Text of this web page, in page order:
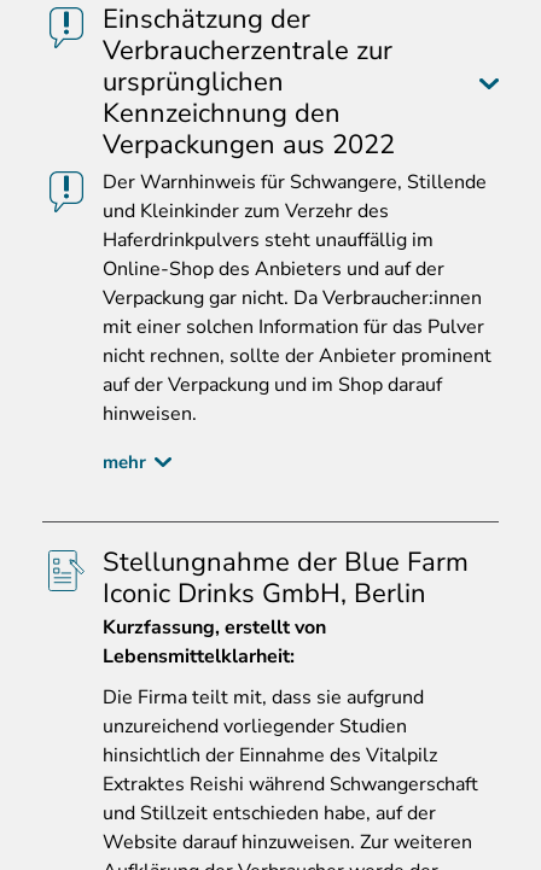
Einschätzung der
Verbraucherzentrale zur
ursprünglichen
Kennzeichnung den
Verpackungen aus 2022
DerWarnhinweis für Schwangere, Stillende
und Kleinkinder zum Verzehr des
Haferdrinkpulvers steht unauffällig im
Online-Shop des Anbieters und auf der
Verpackung gar nicht. Da Verbraucher:innen
mit einer solchen Information für das Pulver
nicht rechnen, sollte der Anbieter prominent
auf der Verpackung und im Shop darauf
hinweisen.
mehr
Stellungnahme der Blue Farm
Iconic Drinks GmbH, Berlin
Kurzfassung, erstellt von
Lebensmittelklarheit:
Die Firma teilt mit, dass sie aufgrund
unzureichend vorliegender Studien
hinsichtlich der Einnahme des Vitalpilz
Extraktes Reishi während Schwangerschaft
und Stillzeit entschieden habe, auf der
Website darauf hinzuweisen. Zur weiteren